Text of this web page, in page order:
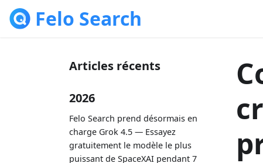
Felo Search
Articles récents
2026
Felo Search prend désormais en
charge Grok 4.5 — Essayez
gratuitement le modèle le plus
puissant de SpaceXAI pendant 7